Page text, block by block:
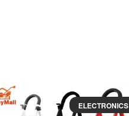
ELECTRONICS